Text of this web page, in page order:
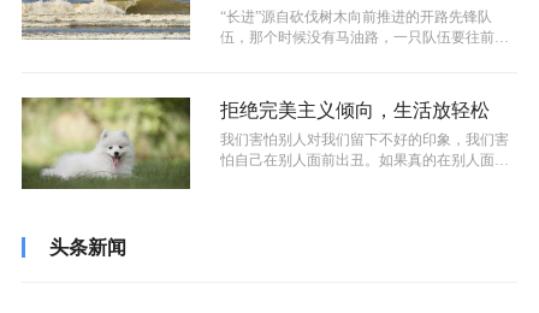
“长进”源自砍伐树木向前推进的开路先锋队
伍，那个时候没有马油路，一只队伍要往前
拒绝完美主义倾向，生活放轻松
我们害怕别人对我们留下不好的印象，我们害
怕自己在别人面前出丑。如果真的在别人面前
头条新闻